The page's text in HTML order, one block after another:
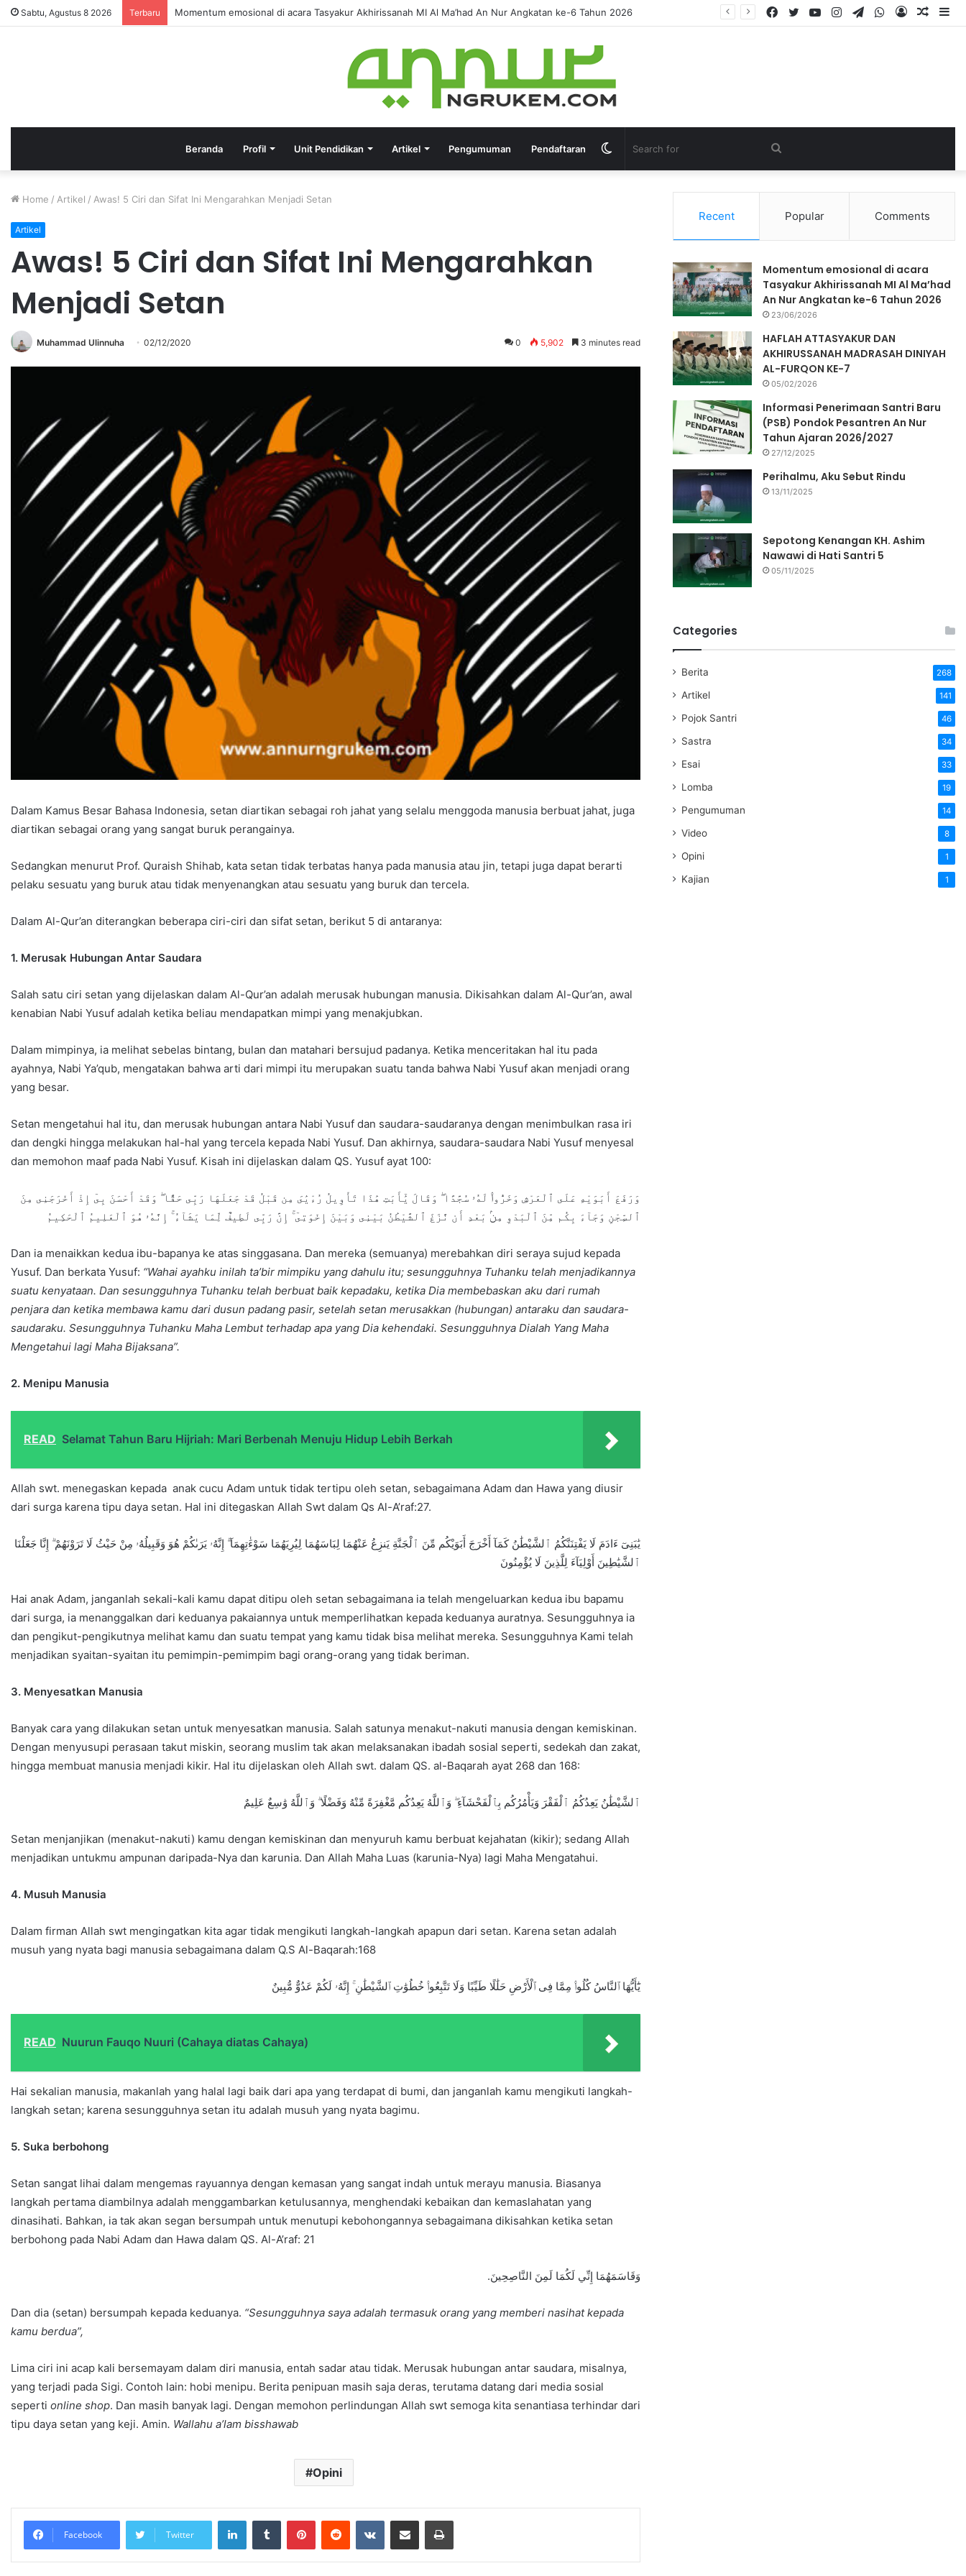
Sabtu, Agustus 8 2026 Terbaru HAFLAH ATTASYAKUR DAN AKHIRUSSANAH MADRASAH DINIYAH AL-FURQON KE-7
Beranda Profil Unit Pendidikan Artikel Pengumuman Pendaftaran
Home / Artikel / Awas! 5 Ciri dan Sifat Ini Mengarahkan Menjadi Setan
Artikel
Awas! 5 Ciri dan Sifat Ini Mengarahkan
Menjadi Setan
Muhammad Ulinnuha 02/12/2020 0 5,902 3 minutes read
Dalam Kamus Besar Bahasa Indonesia, setan diartikan sebagai roh jahat yang selalu menggoda manusia berbuat jahat, juga
diartikan sebagai orang yang sangat buruk perangainya.
Sedangkan menurut Prof. Quraish Shihab, kata setan tidak terbatas hanya pada manusia atau jin, tetapi juga dapat berarti
pelaku sesuatu yang buruk atau tidak menyenangkan atau sesuatu yang buruk dan tercela.
Dalam Al-Qur’an diterangkan beberapa ciri-ciri dan sifat setan, berikut 5 di antaranya:
1. Merusak Hubungan Antar Saudara
Salah satu ciri setan yang dijelaskan dalam Al-Qur’an adalah merusak hubungan manusia. Dikisahkan dalam Al-Qur’an, awal
kenabian Nabi Yusuf adalah ketika beliau mendapatkan mimpi yang menakjubkan.
Dalam mimpinya, ia melihat sebelas bintang, bulan dan matahari bersujud padanya. Ketika menceritakan hal itu pada
ayahnya, Nabi Ya’qub, mengatakan bahwa arti dari mimpi itu merupakan suatu tanda bahwa Nabi Yusuf akan menjadi orang
yang besar.
Setan mengetahui hal itu, dan merusak hubungan antara Nabi Yusuf dan saudara-saudaranya dengan menimbulkan rasa iri
dan dengki hingga melakukan hal-hal yang tercela kepada Nabi Yusuf. Dan akhirnya, saudara-saudara Nabi Yusuf menyesal
dan memohon maaf pada Nabi Yusuf. Kisah ini dijelaskan dalam QS. Yusuf ayat 100:
وَرَفَعَ أَبَوَيْهِ عَلَى ٱلْعَرْشِ وَخَرُّوا۟ لَهُۥ سُجَّدًا ۖ وَقَالَ يَٰٓأَبَتِ هَٰذَا تَأْوِيلُ رُءْيَٰىَ مِن قَبْلُ قَدْ جَعَلَهَا رَبِّى حَقًّا ۖ وَقَدْ أَحْسَنَ بِىٓ إِذْ أَخْرَجَنِى مِنَ
ٱلسِّجْنِ وَجَآءَ بِكُم مِّنَ ٱلْبَدْوِ مِنۢ بَعْدِ أَن نَّزَغَ ٱلشَّيْطَٰنُ بَيْنِى وَبَيْنَ إِخْوَتِىٓ ۚ إِنَّ رَبِّى لَطِيفٌ لِّمَا يَشَآءُ ۚ إِنَّهُۥ هُوَ ٱلْعَلِيمُ ٱلْحَكِيمُ
Dan ia menaikkan kedua ibu-bapanya ke atas singgasana. Dan mereka (semuanya) merebahkan diri seraya sujud kepada
Yusuf. Dan berkata Yusuf: “Wahai ayahku inilah ta’bir mimpiku yang dahulu itu; sesungguhnya Tuhanku telah menjadikannya
suatu kenyataan. Dan sesungguhnya Tuhanku telah berbuat baik kepadaku, ketika Dia membebaskan aku dari rumah
penjara dan ketika membawa kamu dari dusun padang pasir, setelah setan merusakkan (hubungan) antaraku dan saudara-
saudaraku. Sesungguhnya Tuhanku Maha Lembut terhadap apa yang Dia kehendaki. Sesungguhnya Dialah Yang Maha
Mengetahui lagi Maha Bijaksana”.
2. Menipu Manusia
READ Selamat Tahun Baru Hijriah: Mari Berbenah Menuju Hidup Lebih Berkah
Allah swt. menegaskan kepada anak cucu Adam untuk tidak tertipu oleh setan, sebagaimana Adam dan Hawa yang diusir
dari surga karena tipu daya setan. Hal ini ditegaskan Allah Swt dalam Qs Al-A’raf:27.
يَٰبَنِىٓ ءَادَمَ لَا يَفْتِنَنَّكُمُ ٱلشَّيْطَٰنُ كَمَآ أَخْرَجَ أَبَوَيْكُم مِّنَ ٱلْجَنَّةِ يَنزِعُ عَنْهُمَا لِبَاسَهُمَا لِيُرِيَهُمَا سَوْءَٰتِهِمَآ ۗ إِنَّهُۥ يَرَىٰكُمْ هُوَ وَقَبِيلُهُۥ مِنْ حَيْثُ لَا تَرَوْنَهُمْ ۗ إِنَّا جَعَلْنَا
ٱلشَّيَٰطِينَ أَوْلِيَآءَ لِلَّذِينَ لَا يُؤْمِنُونَ
Hai anak Adam, janganlah sekali-kali kamu dapat ditipu oleh setan sebagaimana ia telah mengeluarkan kedua ibu bapamu
dari surga, ia menanggalkan dari keduanya pakaiannya untuk memperlihatkan kepada keduanya auratnya. Sesungguhnya ia
dan pengikut-pengikutnya melihat kamu dan suatu tempat yang kamu tidak bisa melihat mereka. Sesungguhnya Kami telah
menjadikan syaitan-syaitan itu pemimpin-pemimpim bagi orang-orang yang tidak beriman.
3. Menyesatkan Manusia
Banyak cara yang dilakukan setan untuk menyesatkan manusia. Salah satunya menakut-nakuti manusia dengan kemiskinan.
Dengan menyusupi perasaan takut miskin, seorang muslim tak akan melaksanakan ibadah sosial seperti, sedekah dan zakat,
hingga membuat manusia menjadi kikir. Hal itu dijelaskan oleh Allah swt. dalam QS. al-Baqarah ayat 268 dan 168:
ٱلشَّيْطَٰنُ يَعِدُكُمُ ٱلْفَقْرَ وَيَأْمُرُكُم بِٱلْفَحْشَآءِ ۖ وَٱللَّهُ يَعِدُكُم مَّغْفِرَةً مِّنْهُ وَفَضْلًا ۗ وَٱللَّهُ وَٰسِعٌ عَلِيمٌ
Setan menjanjikan (menakut-nakuti) kamu dengan kemiskinan dan menyuruh kamu berbuat kejahatan (kikir); sedang Allah
menjadikan untukmu ampunan daripada-Nya dan karunia. Dan Allah Maha Luas (karunia-Nya) lagi Maha Mengatahui.
4. Musuh Manusia
Dalam firman Allah swt mengingatkan kita agar tidak mengikuti langkah-langkah apapun dari setan. Karena setan adalah
musuh yang nyata bagi manusia sebagaimana dalam Q.S Al-Baqarah:168
يَٰٓأَيُّهَا ٱلنَّاسُ كُلُوا۟ مِمَّا فِى ٱلْأَرْضِ حَلَٰلًا طَيِّبًا وَلَا تَتَّبِعُوا۟ خُطُوَٰتِ ٱلشَّيْطَٰنِ ۚ إِنَّهُۥ لَكُمْ عَدُوٌّ مُّبِينٌ
READ Nuurun Fauqo Nuuri (Cahaya diatas Cahaya)
Hai sekalian manusia, makanlah yang halal lagi baik dari apa yang terdapat di bumi, dan janganlah kamu mengikuti langkah-
langkah setan; karena sesungguhnya setan itu adalah musuh yang nyata bagimu.
5. Suka berbohong
Setan sangat lihai dalam mengemas rayuannya dengan kemasan yang sangat indah untuk merayu manusia. Biasanya
langkah pertama diambilnya adalah menggambarkan ketulusannya, menghendaki kebaikan dan kemaslahatan yang
dinasihati. Bahkan, ia tak akan segan bersumpah untuk menutupi kebohongannya sebagaimana dikisahkan ketika setan
berbohong pada Nabi Adam dan Hawa dalam QS. Al-A’raf: 21
.وَقَاسَمَهُمَا إِنِّي لَكُمَا لَمِنَ النَّاصِحِينَ
Dan dia (setan) bersumpah kepada keduanya. “Sesungguhnya saya adalah termasuk orang yang memberi nasihat kepada
kamu berdua”,
Lima ciri ini acap kali bersemayam dalam diri manusia, entah sadar atau tidak. Merusak hubungan antar saudara, misalnya,
yang terjadi pada Sigi. Contoh lain: hobi menipu. Berita penipuan masih saja deras, terutama datang dari media sosial
seperti online shop. Dan masih banyak lagi. Dengan memohon perlindungan Allah swt semoga kita senantiasa terhindar dari
tipu daya setan yang keji. Amin. Wallahu a’lam bisshawab
Opini
Facebook Twitter
Recent Popular Comments
Momentum emosional di acara
Tasyakur Akhirissanah MI Al Ma’had
An Nur Angkatan ke-6 Tahun 2026
23/06/2026
HAFLAH ATTASYAKUR DAN
AKHIRUSSANAH MADRASAH DINIYAH
AL-FURQON KE-7
05/02/2026
Informasi Penerimaan Santri Baru
(PSB) Pondok Pesantren An Nur
Tahun Ajaran 2026/2027
27/12/2025
Perihalmu, Aku Sebut Rindu
13/11/2025
Sepotong Kenangan KH. Ashim
Nawawi di Hati Santri 5
05/11/2025
Categories
Berita 268
Artikel 141
Pojok Santri 46
Sastra 34
Esai 33
Lomba 19
Pengumuman 14
Video 8
Opini 1
Kajian 1